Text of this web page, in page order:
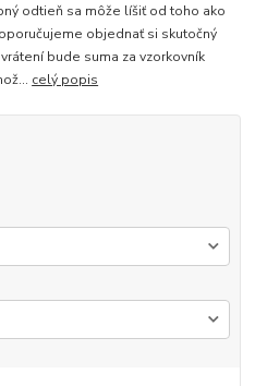
odtieň sa môže líšiť od toho ako
objednať si skutočný
bude suma za vzorkovník
celý popis